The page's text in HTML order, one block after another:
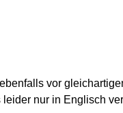
vor
nur in Englisch